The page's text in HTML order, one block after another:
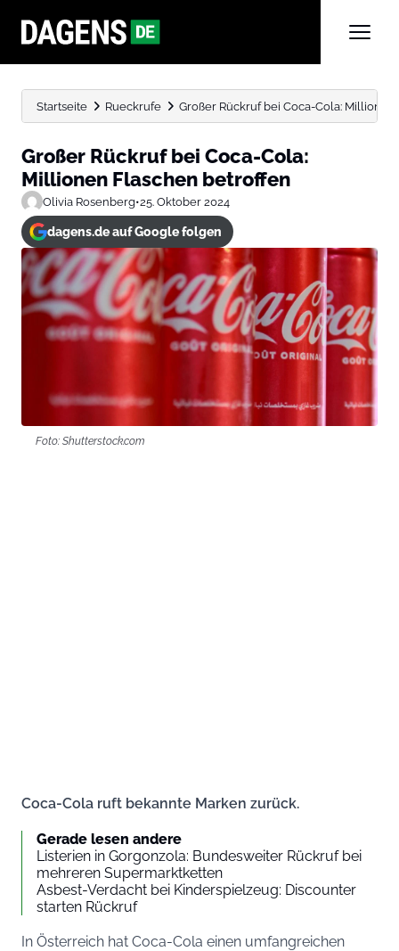
Startseite Rueckrufe Großer Rückruf bei Coca-Cola:
Großer Rückruf bei Coca-Cola:
Millionen Flaschen betroffen
Olivia Rosenberg•25. Oktober 2024
dagens.de auf Google folgen
Foto: Shutterstock.com
Coca-Cola ruft bekannte Marken zurück.
Gerade lesen andere
Listerien in Gorgonzola: Bundesweiter Rückruf bei
mehreren Supermarktketten
Asbest-Verdacht bei Kinderspielzeug: Discounter
starten Rückruf
In Österreich hat Coca-Cola einen umfangreichen